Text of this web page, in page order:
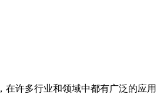
在许多行业和领域中都有广泛的应